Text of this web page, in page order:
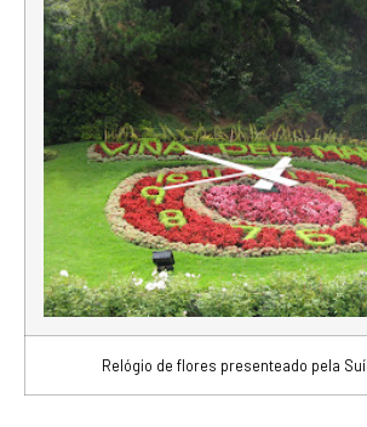
Relógio de flores presenteado pela